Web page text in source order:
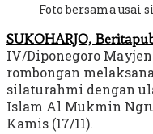
Foto bersama usai
SUKOHARJO,
IV/Diponegoro
rombongan
silaturahmi dengan
Islam Al Mukmin
Kamis (17/11).